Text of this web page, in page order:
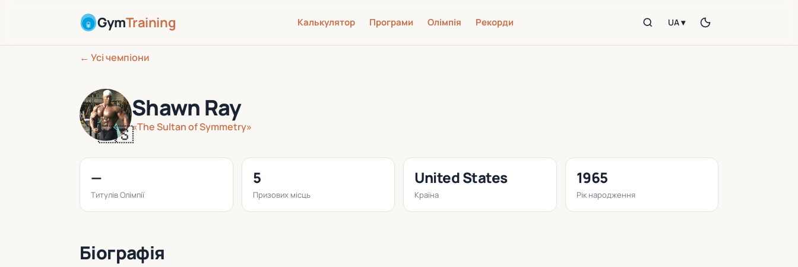
GymTraining Калькулятор Програми Олімпія Рекорди UA ▾
← Усі чемпіони
🇺🇸
Shawn Ray
«The Sultan of Symmetry»
—
Титулів Олімпії
5
Призових місць
United States
Країна
1965
Рік народження
Біографія